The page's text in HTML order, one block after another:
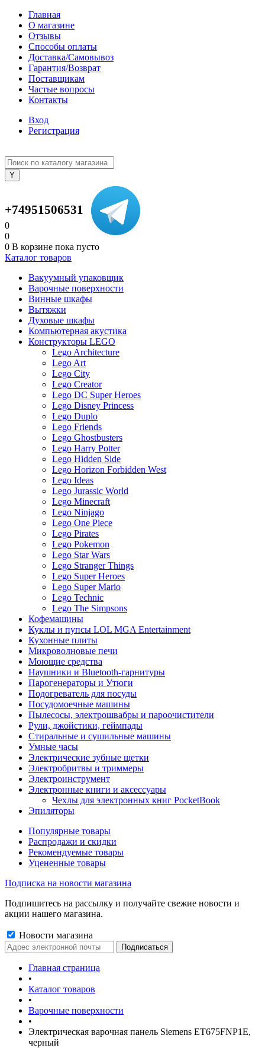
Главная
О магазине
Отзывы
Способы оплаты
Доставка/Самовывоз
Гарантия/Возврат
Поставщикам
Частые вопросы
Контакты
Вход
Регистрация
+74951506531
0
0
0 В корзине пока пусто
Каталог товаров
Вакуумный упаковщик
Варочные поверхности
Винные шкафы
Вытяжки
Духовые шкафы
Компьютерная акустика
Конструкторы LEGO
Lego Architecture
Lego Art
Lego City
Lego Creator
Lego DC Super Heroes
Lego Disney Princess
Lego Duplo
Lego Friends
Lego Ghostbusters
Lego Harry Potter
Lego Hidden Side
Lego Horizon Forbidden West
Lego Ideas
Lego Jurassic World
Lego Minecraft
Lego Ninjago
Lego One Piece
Lego Pirates
Lego Pokemon
Lego Star Wars
Lego Stranger Things
Lego Super Heroes
Lego Super Mario
Lego Technic
Lego The Simpsons
Кофемашины
Куклы и пупсы LOL MGA Entertainment
Кухонные плиты
Микроволновые печи
Моющие средства
Наушники и Bluetooth-гарнитуры
Парогенераторы и Утюги
Подогреватель для посуды
Посудомоечные машины
Пылесосы, электрошвабры и пароочистители
Рули, джойстики, геймпады
Стиральные и сушильные машины
Умные часы
Электрические зубные щетки
Электробритвы и триммеры
Электроинструмент
Электронные книги и аксессуары
Чехлы для электронных книг PocketBook
Эпиляторы
Популярные товары
Распродажи и скидки
Рекомендуемые товары
Уцененные товары
Подписка на новости магазина
Подпишитесь на рассылку и получайте свежие новости и
акции нашего магазина.
Новости магазина
Главная страница
•
Каталог товаров
•
Варочные поверхности
•
Электрическая варочная панель Siemens ET675FNP1E,
черный